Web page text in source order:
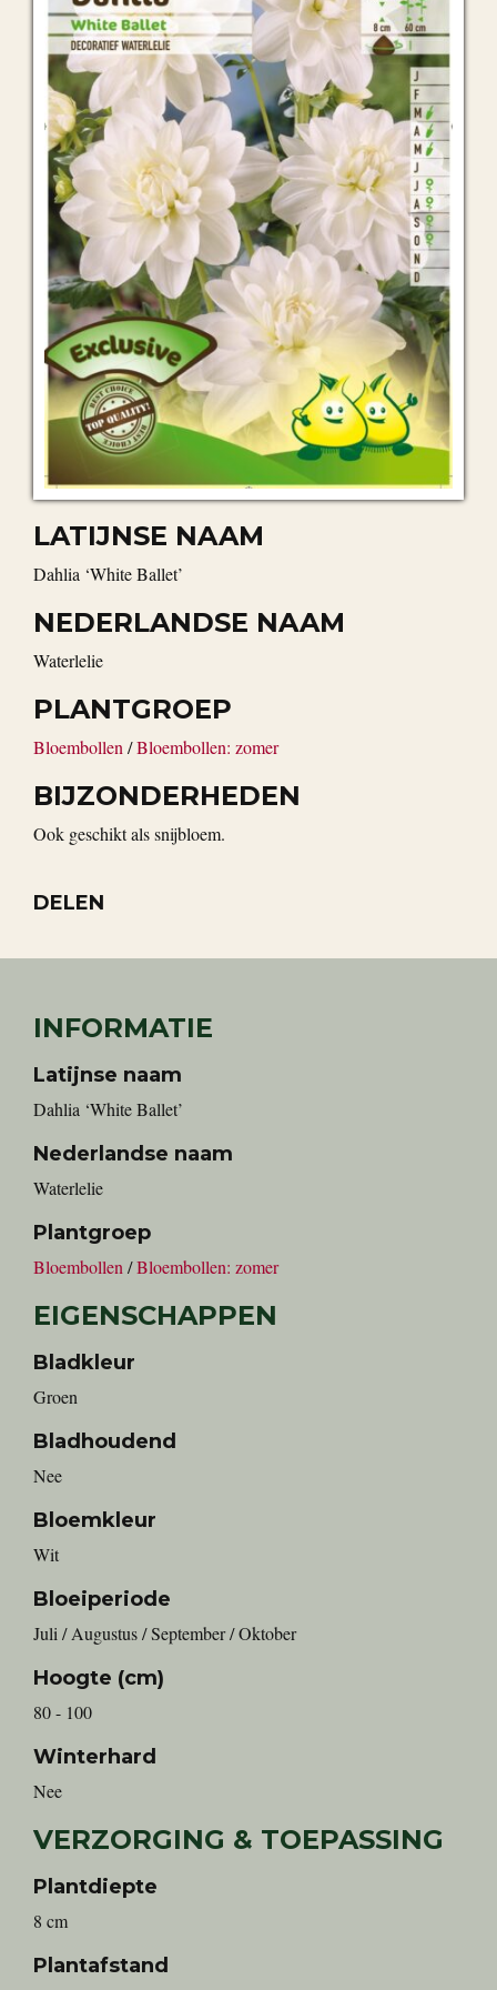
LATIJNSE NAAM
Dahlia ‘White Ballet’
NEDERLANDSE NAAM
Waterlelie
PLANTGROEP
Bloembollen /Bloembollen: zomer
BIJZONDERHEDEN
Ook geschikt als snijbloem.
DELEN
INFORMATIE
Latijnse naam
Dahlia ‘White Ballet’
Nederlandse naam
Waterlelie
Plantgroep
Bloembollen /Bloembollen: zomer
EIGENSCHAPPEN
Bladkleur
Groen
Bladhoudend
Nee
Bloemkleur
Wit
Bloeiperiode
Juli / Augustus / September / Oktober
Hoogte (cm)
80 - 100
Winterhard
Nee
VERZORGING & TOEPASSING
Plantdiepte
8 cm
Plantafstand